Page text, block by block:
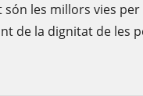
són les millors vies
de la dignitat de les